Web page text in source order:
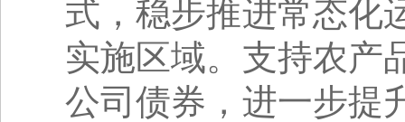
式，稳步推进常态化
实施区域。支持农产
公司债券，进一步提